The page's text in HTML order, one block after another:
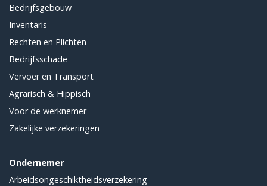
Bedrijfsgebouw
Inventaris
Rechten en Plichten
Bedrijfsschade
Vervoer en Transport
Agrarisch & Hippisch
Voor de werknemer
Zakelijke verzekeringen
Ondernemer
Arbeidsongeschiktheidsverzekering